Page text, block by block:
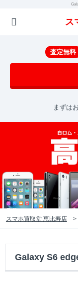
ス
査定無料
まずは
スマホ買取堂 恵比寿店
Galaxy S6